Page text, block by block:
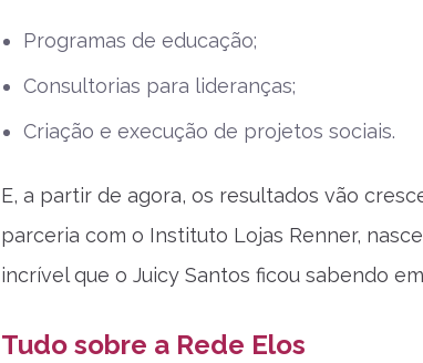
Programas de educação;
Consultorias para lideranças;
Criação e execução de projetos sociais.
E, a partir de agora, os resultados vão
parceria com o Instituto Lojas Renner,
incrível que o Juicy Santos ficou sabendo
Tudo sobre a Rede Elos